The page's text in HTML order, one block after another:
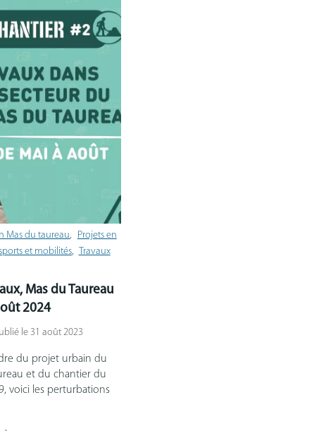
Mas du taureau
Projets en
et mobilités
Travaux
Mas du Taureau
2024
le 31 août 2023
du projet urbain du
et du chantier du
voici les perturbations